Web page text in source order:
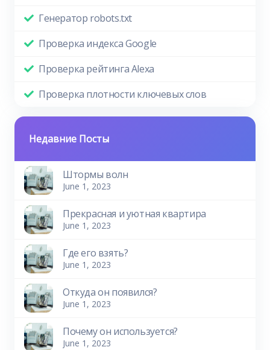
Генератор robots.txt
Проверка индекса Google
Проверка рейтинга Alexa
Проверка плотности ключевых слов
Недавние Посты
Штормы волн
June 1, 2023
Прекрасная и уютная квартира
June 1, 2023
Где его взять?
June 1, 2023
Откуда он появился?
June 1, 2023
Почему он используется?
June 1, 2023